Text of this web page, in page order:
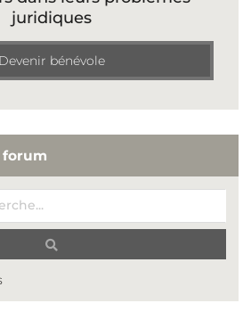
juridiques
Devenir bénévole
forum